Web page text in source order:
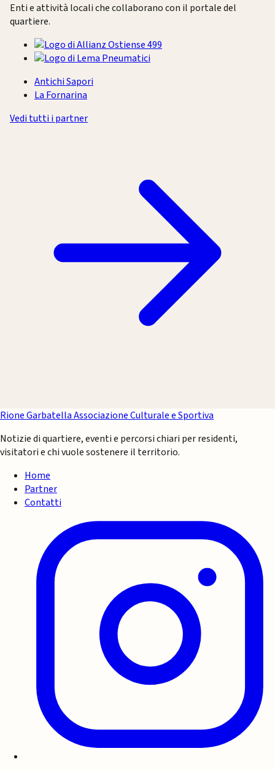
Enti e attività locali che collaborano con il portale del
quartiere.
Antichi Sapori
La Fornarina
Vedi tutti i partner
Rione GarbatellaAssociazione Culturale e Sportiva
Notizie di quartiere, eventi e percorsi chiari per residenti,
visitatori e chi vuole sostenere il territorio.
Home
Partner
Contatti